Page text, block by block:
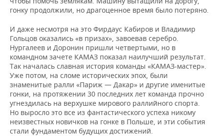
гонку продолжили, но драгоценное время было потеряно.
И даже несмотря на это Фирдаус Кабиров и Владимир
Гольцов оказались «в призах», завоевав серебро.
Нургалеев и Доронин пришли четвертыми, но в
командном зачете КАМАЗ показал наилучший результат.
Так началась славная история команды «КАМАЗ-мастер».
Уже потом, на сломе исторических эпох, были
знаменитые ралли «Париж — Дакар» и другие именитые
гонки, на протяжении 30 последних лет команда прочно
угнездилась на верхушке мирового раллийного спорта.
Но выросло это все из фантастического успеха никому
неизвестных новичков на гонке в Польше, и эти события
стали фундаментом будущих достижений.